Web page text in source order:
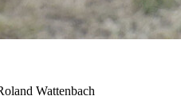
Wattenbach